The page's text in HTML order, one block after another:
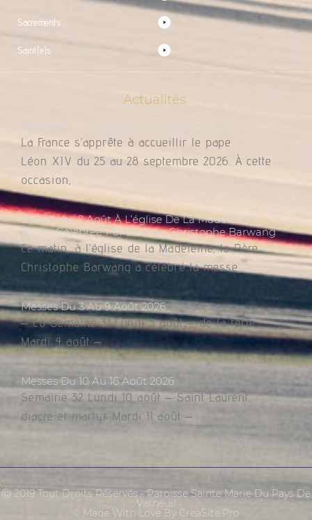
Sacrements
Saint(e)s
Actualités
La France s’apprête à accueillir le pape
Léon XIV du 25 au 28 septembre 2026. À cette
occasion,
Dimanche 2 Août À L’église De La Madeleine,
Messe Célébrée Par Le Père Christophe Barwang
Ce matin, à l’église de la Madeleine, le Père
Christophe Barwang a célébré la messe.
Messes Du 3 Au 9 Août 2026
– Co Semaine 31 Lundi 3 août – de la férie
Mardi 4 août –
Messes Du 10 Au 16 Août 2026
Semaine 32 Lundi 10 août – Saint Laurent,
diacre et martyr Mardi 11 août –
Ⓒ 2019 Tout Droits Réservés - Paroisse Sainte Marie Du Pays De
Verneuil
© Made With Love By CreaSite.Pro